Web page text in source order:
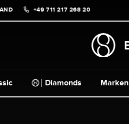
+49 711 217 268 20
Diamonds Marken